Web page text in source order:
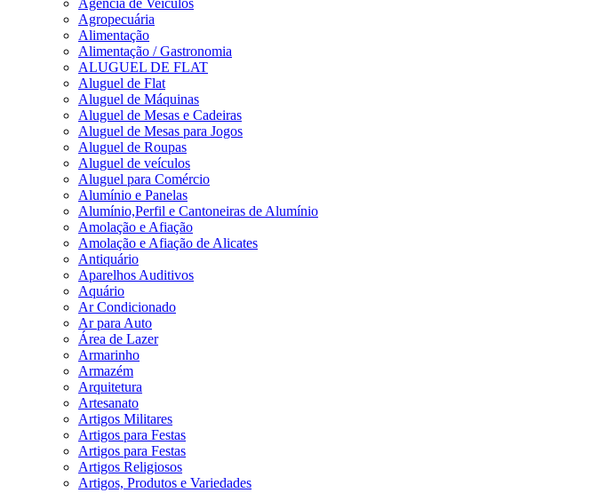
Agência de Veículos
Agropecuária
Alimentação
Alimentação / Gastronomia
ALUGUEL DE FLAT
Aluguel de Flat
Aluguel de Máquinas
Aluguel de Mesas e Cadeiras
Aluguel de Mesas para Jogos
Aluguel de Roupas
Aluguel de veículos
Aluguel para Comércio
Alumínio e Panelas
Alumínio,Perfil e Cantoneiras de Alumínio
Amolação e Afiação
Amolação e Afiação de Alicates
Antiquário
Aparelhos Auditivos
Aquário
Ar Condicionado
Ar para Auto
Área de Lazer
Armarinho
Armazém
Arquitetura
Artesanato
Artigos Militares
Artigos para Festas
Artigos para Festas
Artigos Religiosos
Artigos, Produtos e Variedades